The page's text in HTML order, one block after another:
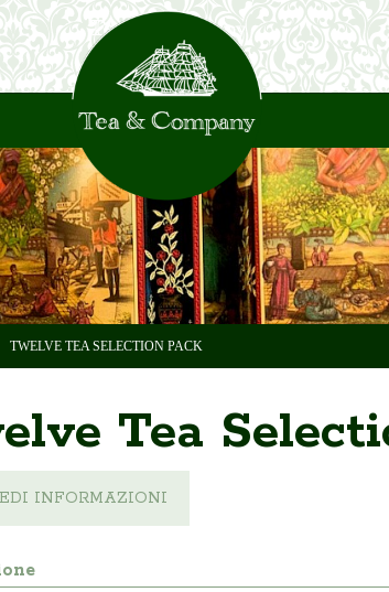
TWELVE TEA SELECTION PACK
Tea
INFORMAZIONI